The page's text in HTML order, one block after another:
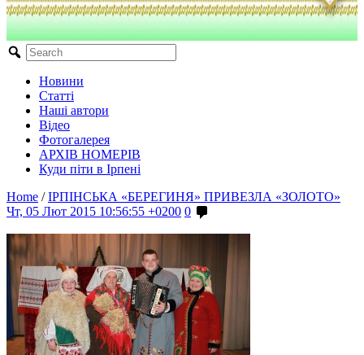
Новини
Статті
Наші автори
Відео
Фотогалерея
АРХІВ НОМЕРІВ
Куди піти в Ірпені
Home / ІРПІНСЬКА «БЕРЕГИНЯ» ПРИВЕЗЛА «ЗОЛОТО»
Чт, 05 Лют 2015 10:56:55 +0200 0